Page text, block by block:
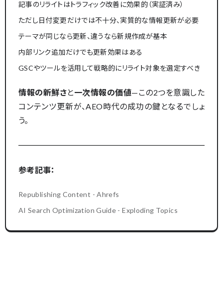
記事のリライトはトラフィック改善に効果的（実証済み）
ただし日付変更だけでは不十分、実質的な情報更新が必要
テーマが同じなら更新、違うなら新規作成が基本
内部リンク追加だけでも更新効果はある
GSCやツールを活用して戦略的にリライト対象を選定すべき
情報の新鮮さと一次情報の価値—この2つを意識した
コンテンツ更新が、AEO時代の成功の鍵となるでしょ
う。
参考記事：
Republishing Content - Ahrefs
AI Search Optimization Guide - Exploding Topics